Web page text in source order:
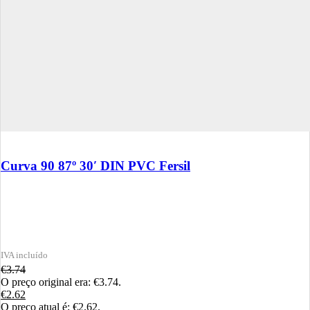
Curva 90 87º 30′ DIN PVC Fersil
€3.74
O preço original era: €3.74.
€2.62
O preço atual é: €2.62.